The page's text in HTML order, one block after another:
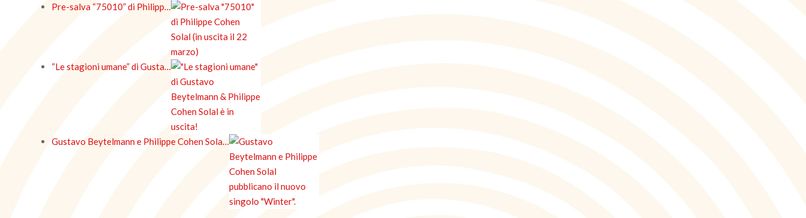
Pre-salva “75010” di Philipp…
“Le stagioni umane” di Gusta…
Gustavo Beytelmann e Philippe Cohen Sola…